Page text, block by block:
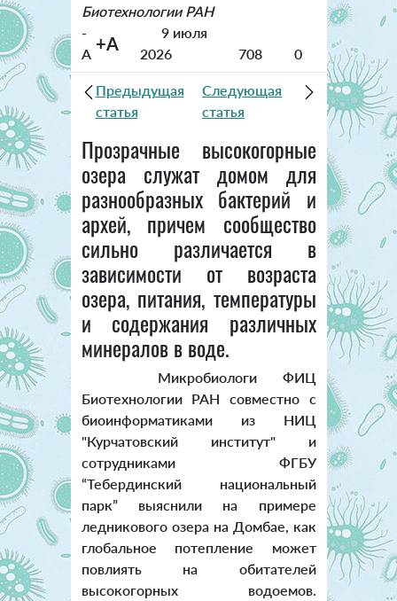
Биотехнологии РАН
-
A +A
9 июля
2026
708 0
Предыдущая
статья
Следующая
статья
Прозрачные высокогорные
озера служат домом для
разнообразных бактерий и
архей, причем сообщество
сильно различается в
зависимости от возраста
озера, питания, температуры
и содержания различных
минералов в воде.
Микробиологи ФИЦ
Биотехнологии РАН совместно с
биоинформатиками из НИЦ
"Курчатовский институт" и
сотрудниками ФГБУ
“Тебердинский национальный
парк” выяснили на примере
ледникового озера на Домбае, как
глобальное потепление может
повлиять на обитателей
высокогорных водоемов.